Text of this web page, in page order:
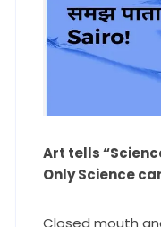
Art tells
Only Science